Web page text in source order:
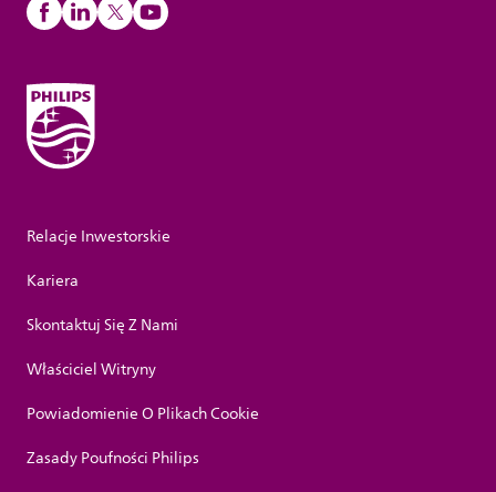
Relacje Inwestorskie
Kariera
Skontaktuj Się Z Nami
Właściciel Witryny
Powiadomienie O Plikach Cookie
Zasady Poufności Philips